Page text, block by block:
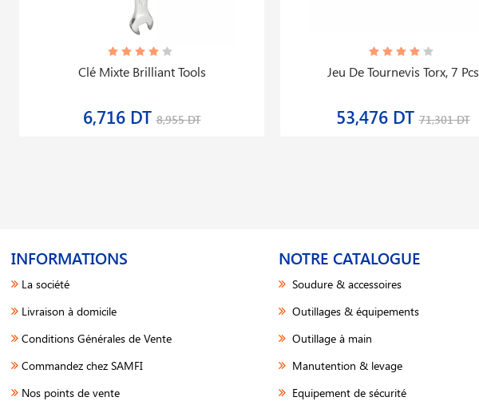
Clé Mixte Brilliant Tools
6,716 DT8,955 DT
Jeu De Tournevis Torx, 7 Pcs
53,476 DT71,301 DT
INFORMATIONS
La société
Livraison à domicile
Conditions Générales de Vente
Commandez chez SAMFI
Nos points de vente
NOTRE CATALOGUE
Soudure & accessoires
Outillages & équipements
Outillage à main
Manutention & levage
Equipement de sécurité